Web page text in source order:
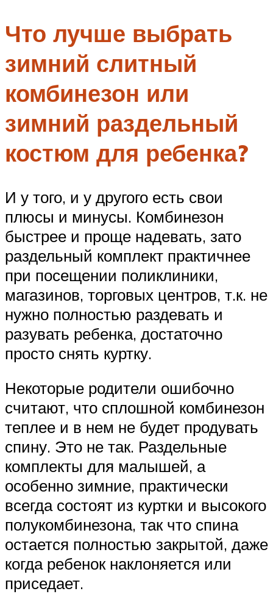
Что лучше выбрать
зимний слитный
комбинезон или
зимний раздельный
костюм для ребенка?
И у того, и у другого есть свои
плюсы и минусы. Комбинезон
быстрее и проще надевать, зато
раздельный комплект практичнее
при посещении поликлиники,
магазинов, торговых центров, т.к. не
нужно полностью раздевать и
разувать ребенка, достаточно
просто снять куртку.
Некоторые родители ошибочно
считают, что сплошной комбинезон
теплее и в нем не будет продувать
спину. Это не так. Раздельные
комплекты для малышей, а
особенно зимние, практически
всегда состоят из куртки и высокого
полукомбинезона, так что спина
остается полностью закрытой, даже
когда ребенок наклоняется или
приседает.